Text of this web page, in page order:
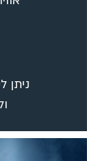
ניתן